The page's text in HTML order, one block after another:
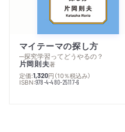
マイテーマの探し方
─探究学習ってどうやるの？
片岡則夫著
定価:1,320円 （10％税込み）
ISBN:978-4-480-25117-6